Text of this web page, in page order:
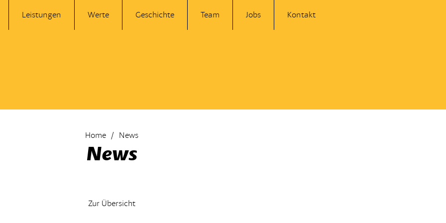
Leistungen Werte Geschichte Team Jobs Kontakt
Home News
News
Zur Übersicht